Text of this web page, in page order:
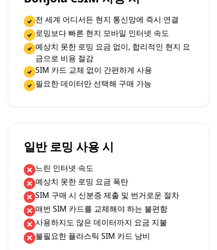
전 세계 어디서든 현지 통신망에 즉시 연결
로밍보다 빠른 현지 모바일 인터넷 속도
예상치 못한 로밍 요금 없이, 합리적인 현지 요
금으로 비용 절감
SIM 카드 교체 없이 간편하게 사용
필요한 데이터만 선택해 구매 가능
일반 로밍 사용 시
느린 인터넷 속도
예상치 못한 로밍 요금 폭탄
SIM 구매 시 신분증 제출 및 번거로운 절차
매번 SIM 카드를 교체해야 하는 불편함
사용하지도 않은 데이터까지 요금 지불
불필요한 플라스틱 SIM 카드 낭비